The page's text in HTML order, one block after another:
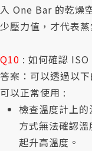
入 One Bar 的乾燥
少壓力值，才代表
Q10 : 如何確認
答案：可以透過以
可以正常使用 :
檢查溫度計上
方式無法確認
起升高溫度。